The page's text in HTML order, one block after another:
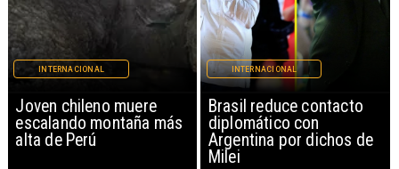
Brasil reduce contacto
diplomático con
Argentina por dichos de
INTERNACIONAL
China restringe
exportación de drones a
EEUU y sanciona
empresas
INTERNACIONAL